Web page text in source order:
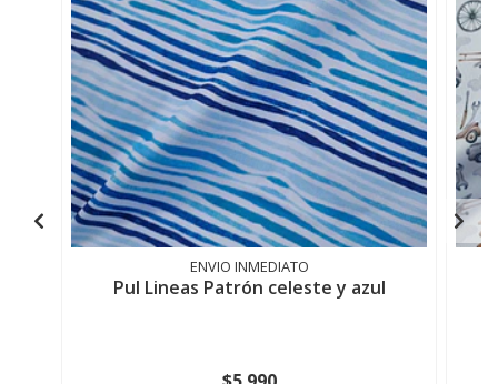
ENVIO INMEDIATO
Pul Lineas Patrón celeste y azul